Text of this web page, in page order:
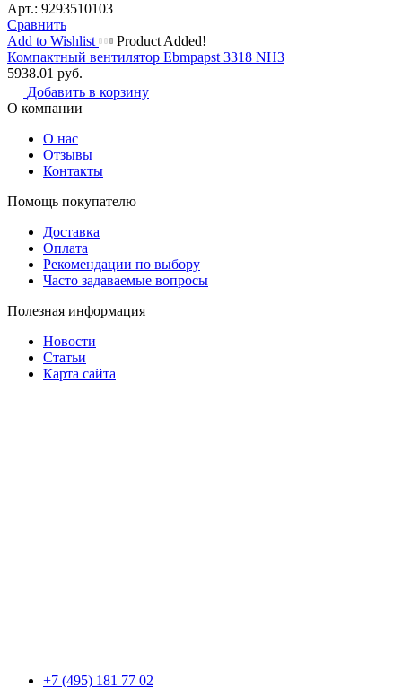
Арт.: 9293510103
Сравнить
Add to Wishlist
Product Added!
Компактный вентилятор Ebmpapst 3318 NH3
5938.01 руб.
Добавить в корзину
О компании
О нас
Отзывы
Контакты
Помощь покупателю
Доставка
Оплата
Рекомендации по выбору
Часто задаваемые вопросы
Полезная информация
Новости
Статьи
Карта сайта
+7 (495) 181 77 02